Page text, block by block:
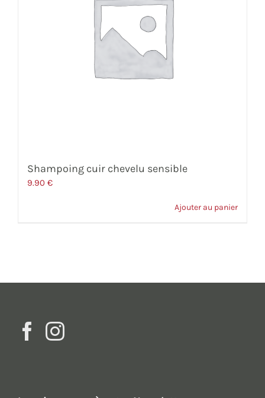
Shampoing cuir chevelu sensible
9.90 €
Ajouter au panier